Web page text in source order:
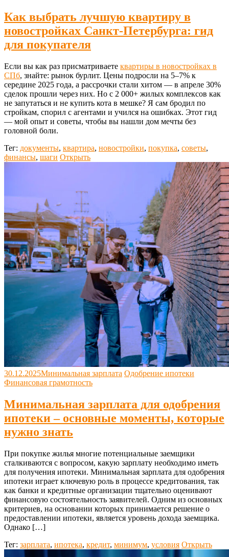
Как выбрать лучшую квартиру в
новостройках Санкт-Петербурга: гид
для покупателя
Если вы как раз присматриваете квартиры в новостройках в
СПб, знайте: рынок бурлит. Цены подросли на 5–7% к
середине 2025 года, а рассрочки стали хитом — в апреле 30%
сделок прошли через них. Но с 2 000+ жилых комплексов как
не запутаться и не купить кота в мешке? Я сам бродил по
стройкам, спорил с агентами и учился на ошибках. Этот гид
— мой опыт и советы, чтобы вы нашли дом мечты без
головной боли.
Тег: документы, квартира, новостройки, покупка, советы,
финансы, шаги Открыть
30.12.2025Минимальная зарплата Одобрение ипотеки
Финансовая грамотность
Минимальная зарплата для одобрения
ипотеки – основные моменты, которые
нужно знать
При покупке жилья многие потенциальные заемщики
сталкиваются с вопросом, какую зарплату необходимо иметь
для получения ипотеки. Минимальная зарплата для одобрения
ипотеки играет ключевую роль в процессе кредитования, так
как банки и кредитные организации тщательно оценивают
финансовую состоятельность заявителей. Одним из основных
критериев, на основании которых принимается решение о
предоставлении ипотеки, является уровень дохода заемщика.
Однако […]
Тег: зарплата, ипотека, кредит, минимум, условия Открыть